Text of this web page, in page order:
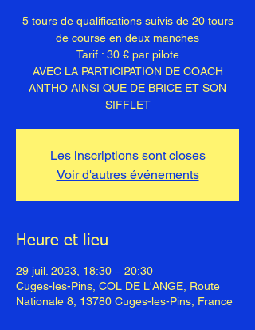
5 tours de qualifications suivis de 20 tours
de course en deux manches
Tarif : 30 € par pilote
AVEC LA PARTICIPATION DE COACH
ANTHO AINSI QUE DE BRICE ET SON
SIFFLET
Les inscriptions sont closes
Voir d'autres événements
Heure et lieu
29 juil. 2023, 18:30 – 20:30
Cuges-les-Pins, COL DE L'ANGE, Route
Nationale 8, 13780 Cuges-les-Pins, France